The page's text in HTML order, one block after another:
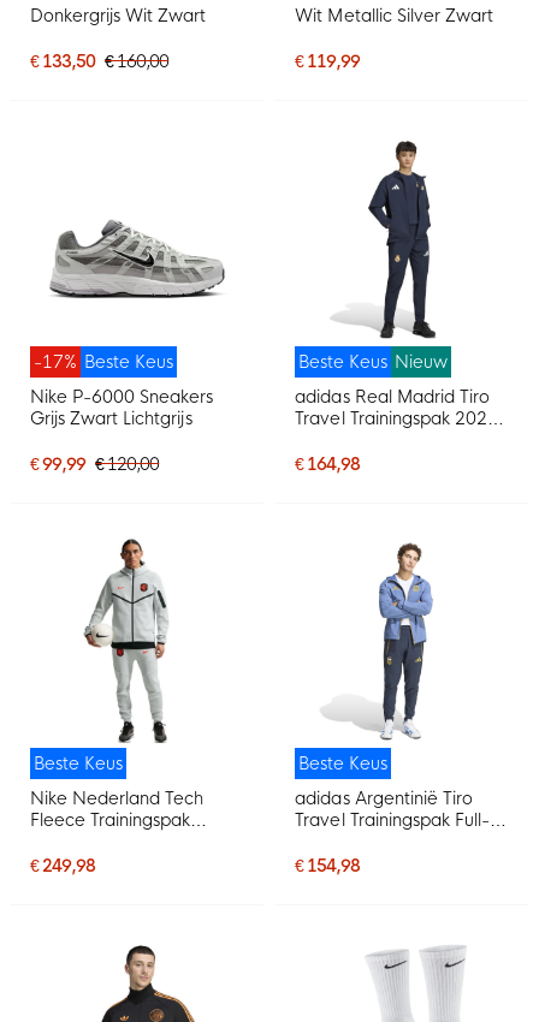
Donkergrijs Wit Zwart
€ 133,50 € 160,00
Wit Metallic Silver Zwart
€ 119,99
Beste Keus
-17%
Nike P-6000 Sneakers
Grijs Zwart Lichtgrijs
€ 99,99 € 120,00
Beste Keus Nieuw
adidas Real Madrid Tiro
Travel Trainingspak 2026-
€ 164,98
Beste Keus
Nike Nederland Tech
Fleece Trainingspak
Zwart Feloranje
€ 249,98
Beste Keus
adidas Argentinië Tiro
Travel Trainingspak Full-
Donkerblauw Goud
€ 154,98